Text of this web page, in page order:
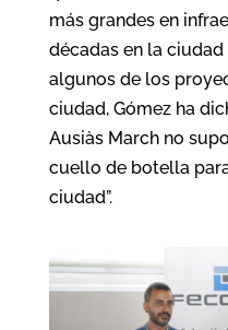
más grandes en
décadas en la ciudad
algunos de los
ciudad, Gómez ha
Ausiàs March no
cuello de botella
ciudad”.